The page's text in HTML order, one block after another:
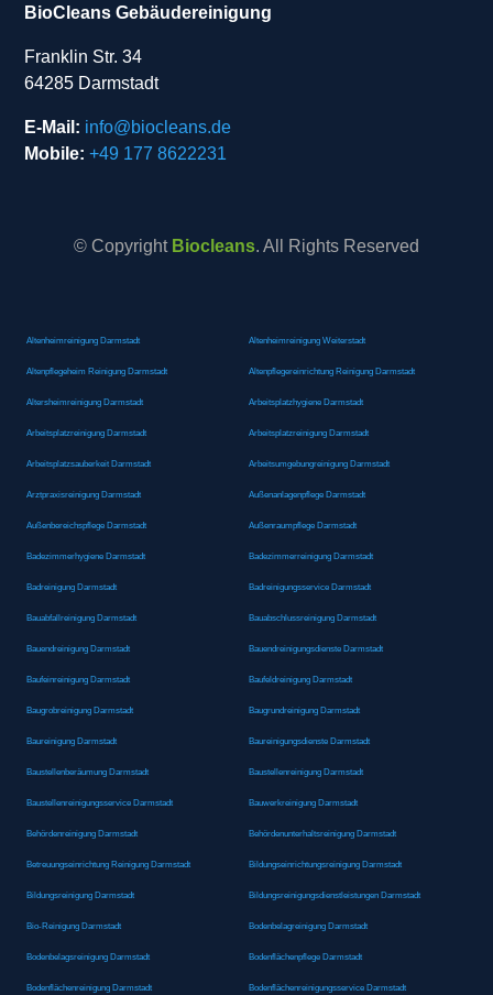
BioCleans Gebäudereinigung
Franklin Str. 34
64285 Darmstadt
E-Mail: info@biocleans.de
Mobile: +49 177 8622231
© Copyright Biocleans. All Rights Reserved
Altenheimreinigung Darmstadt Altenheimreinigung Weiterstadt
Altenpflegeheim Reinigung Darmstadt Altenpflegereinrichtung Reinigung Darmstadt
Altersheimreinigung Darmstadt Arbeitsplatzhygiene Darmstadt
Arbeitsplatzreinigung Darmstadt Arbeitsplatzreinigung Darmstadt
Arbeitsplatzsauberkeit Darmstadt Arbeitsumgebungreinigung Darmstadt
Arztpraxisreinigung Darmstadt Außenanlagenpflege Darmstadt
Außenbereichspflege Darmstadt Außenraumpflege Darmstadt
Badezimmerhygiene Darmstadt Badezimmerreinigung Darmstadt
Badreinigung Darmstadt Badreinigungsservice Darmstadt
Bauabfallreinigung Darmstadt Bauabschlussreinigung Darmstadt
Bauendreinigung Darmstadt Bauendreinigungsdienste Darmstadt
Baufeinreinigung Darmstadt Baufeldreinigung Darmstadt
Baugrobreinigung Darmstadt Baugrundreinigung Darmstadt
Baureinigung Darmstadt Baureinigungsdienste Darmstadt
Baustellenberäumung Darmstadt Baustellenreinigung Darmstadt
Baustellenreinigungsservice Darmstadt Bauwerkreinigung Darmstadt
Behördenreinigung Darmstadt Behördenunterhaltsreinigung Darmstadt
Betreuungseinrichtung Reinigung Darmstadt Bildungseinrichtungsreinigung Darmstadt
Bildungsreinigung Darmstadt Bildungsreinigungsdienstleistungen Darmstadt
Bio-Reinigung Darmstadt Bodenbelagreinigung Darmstadt
Bodenbelagsreinigung Darmstadt Bodenflächenpflege Darmstadt
Bodenflächenreinigung Darmstadt Bodenflächenreinigungsservice Darmstadt